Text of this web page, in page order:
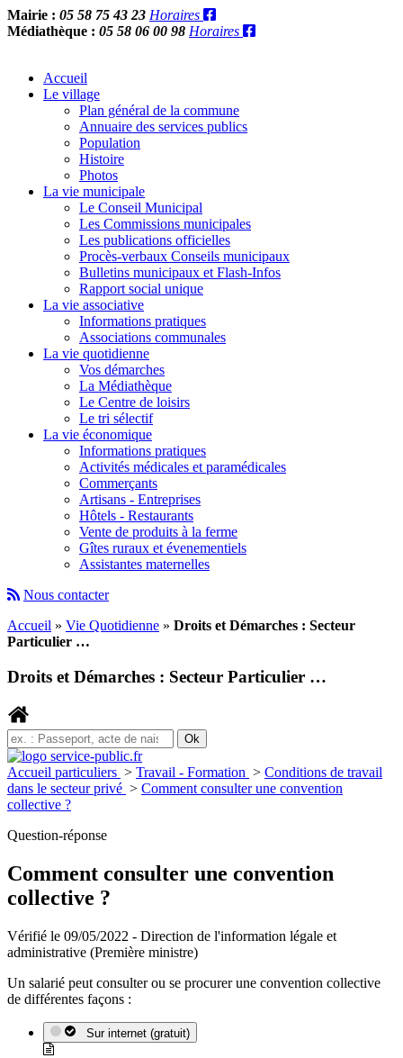
Mairie : 05 58 75 43 23 Horaires
Médiathèque : 05 58 06 00 98 Horaires
Accueil
Le village
Plan général de la commune
Annuaire des services publics
Population
Histoire
Photos
La vie municipale
Le Conseil Municipal
Les Commissions municipales
Les publications officielles
Procès-verbaux Conseils municipaux
Bulletins municipaux et Flash-Infos
Rapport social unique
La vie associative
Informations pratiques
Associations communales
La vie quotidienne
Vos démarches
La Médiathèque
Le Centre de loisirs
Le tri sélectif
La vie économique
Informations pratiques
Activités médicales et paramédicales
Commerçants
Artisans - Entreprises
Hôtels - Restaurants
Vente de produits à la ferme
Gîtes ruraux et évenementiels
Assistantes maternelles
Nous contacter
Accueil » Vie Quotidienne » Droits et Démarches : Secteur
Particulier …
Droits et Démarches : Secteur Particulier …
Accueil particuliers > Travail - Formation > Conditions de travail
dans le secteur privé > Comment consulter une convention
collective ?
Question-réponse
Comment consulter une convention
collective ?
Vérifié le 09/05/2022 - Direction de l'information légale et
administrative (Première ministre)
Un salarié peut consulter ou se procurer une convention collective
de différentes façons :
Sur internet (gratuit)